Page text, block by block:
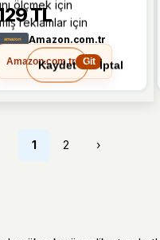
Siyah 21 x 19,5
TL
Amazon.com.tr
Amazon.com.tr
Git
1 2 ›
ölçmek için
reklamlar için
Kaydet İptal